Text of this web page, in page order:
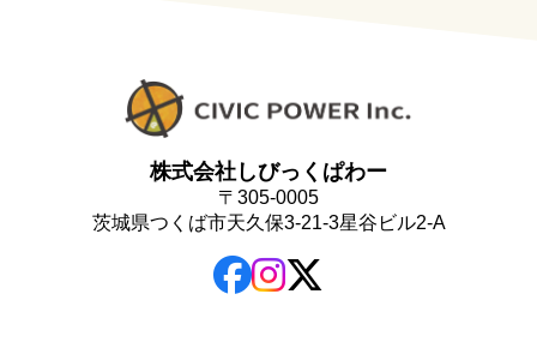
株式会社しびっくぱわー
〒305-0005
茨城県つくば市天久保3-21-3星谷ビル2-A